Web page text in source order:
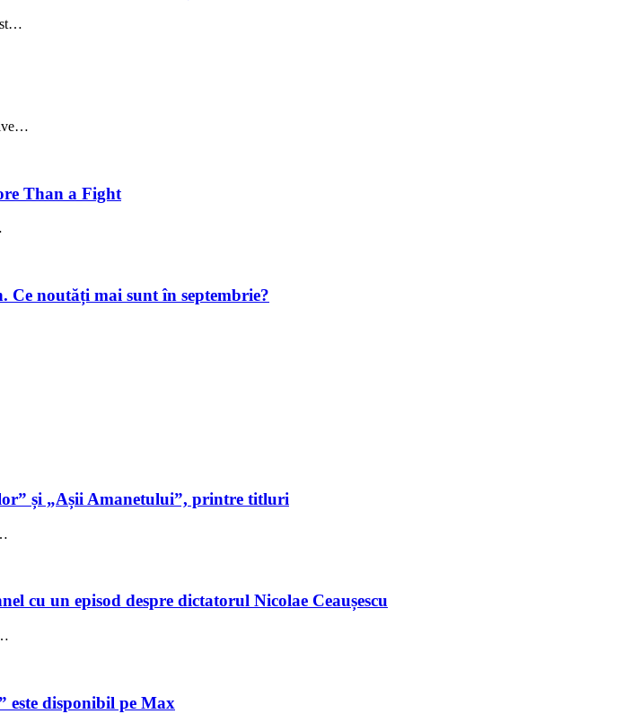
Than a Fight
Ce noutăți mai sunt în septembrie?
și „Așii Amanetului”, printre titluri
cu un episod despre dictatorul Nicolae Ceaușescu
disponibil pe Max